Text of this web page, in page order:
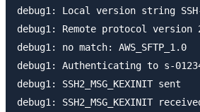
debug1: Local version string SSH-
debug1: Remote protocol version
debug1: no match: AWS_SFTP_1.0
debug1: Authenticating to s-
debug1: SSH2_MSG_KEXINIT sent
debug1: SSH2_MSG_KEXINIT